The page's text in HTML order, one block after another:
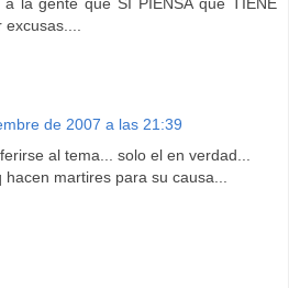
la gente que SI PIENSA que TIENE
excusas....
de 2007 a las 21:39
al tema... solo el en verdad...
hacen martires para su causa...